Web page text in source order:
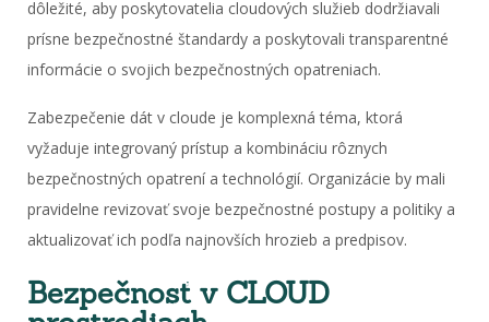
dôležité, aby poskytovatelia cloudových služieb dodržiavali
prísne bezpečnostné štandardy a poskytovali transparentné
informácie o svojich bezpečnostných opatreniach.
Zabezpečenie dát v cloude je komplexná téma, ktorá
vyžaduje integrovaný prístup a kombináciu rôznych
bezpečnostných opatrení a technológií. Organizácie by mali
pravidelne revizovať svoje bezpečnostné postupy a politiky a
aktualizovať ich podľa najnovších hrozieb a predpisov.
Bezpečnosť v CLOUD